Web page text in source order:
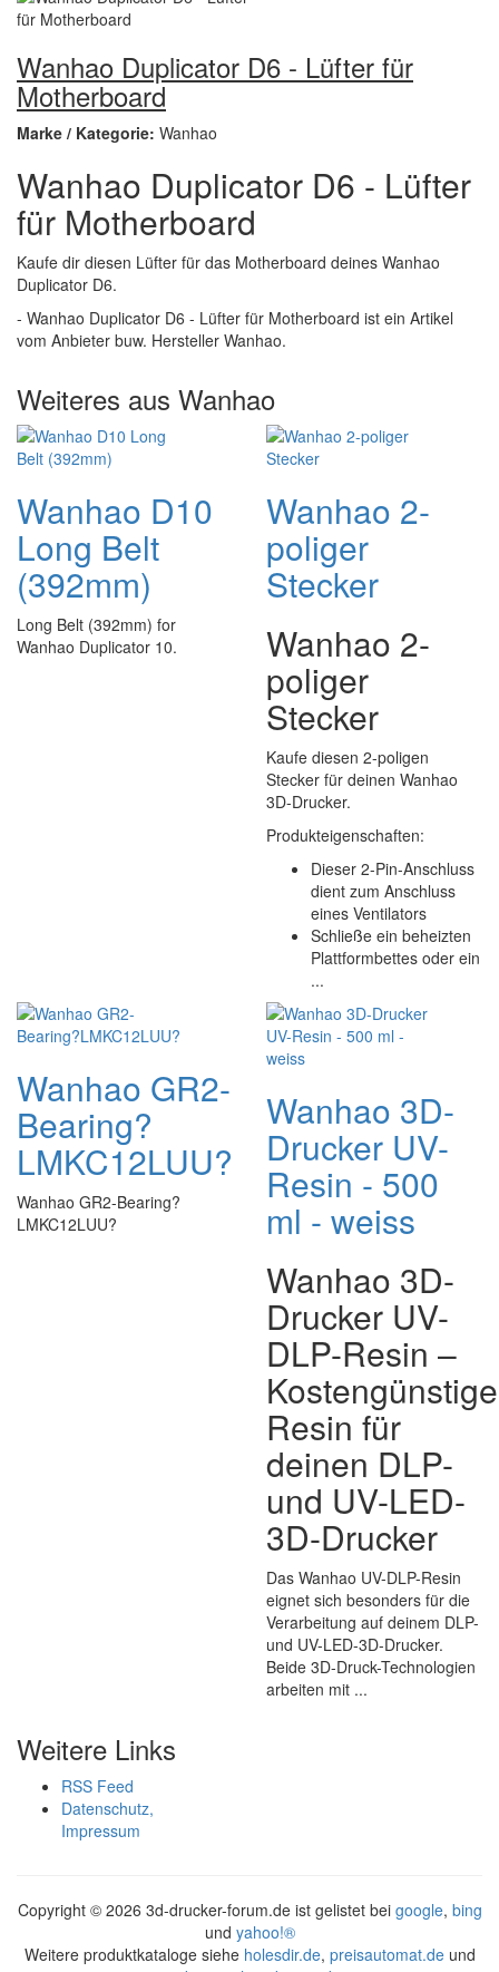
Wanhao Duplicator D6 - Lüfter für
Motherboard
Marke / Kategorie: Wanhao
Wanhao Duplicator D6 - Lüfter
für Motherboard
Kaufe dir diesen Lüfter für das Motherboard deines Wanhao
Duplicator D6.
- Wanhao Duplicator D6 - Lüfter für Motherboard ist ein Artikel
vom Anbieter buw. Hersteller Wanhao.
Weiteres aus Wanhao
Wanhao D10
Long Belt
(392mm)
Long Belt (392mm) for
Wanhao Duplicator 10.
Wanhao 2-
poliger
Stecker
Wanhao 2-
poliger
Stecker
Kaufe diesen 2-poligen
Stecker für deinen Wanhao
3D-Drucker.
Produkteigenschaften:
Dieser 2-Pin-Anschluss
dient zum Anschluss
eines Ventilators
Schließe ein beheizten
Plattformbettes oder ein
...
Wanhao GR2-
Bearing?
LMKC12LUU?
Wanhao GR2-Bearing?
LMKC12LUU?
Wanhao 3D-
Drucker UV-
Resin - 500
ml - weiss
Wanhao 3D-
Drucker UV-
DLP-Resin –
Resin für
deinen DLP-
und UV-LED-
3D-Drucker
Das Wanhao UV-DLP-Resin
eignet sich besonders für die
Verarbeitung auf deinem DLP-
und UV-LED-3D-Drucker.
Beide 3D-Druck-Technologien
arbeiten mit ...
Weitere Links
RSS Feed
Datenschutz,
Impressum
Copyright © 2026 3d-drucker-forum.de ist gelistet bei google, bing
und yahoo!®
Weitere produktkataloge siehe holesdir.de, preisautomat.deund